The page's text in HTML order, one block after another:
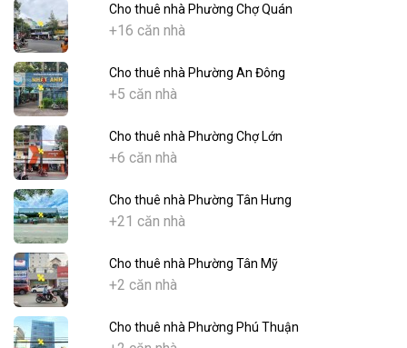
Cho thuê nhà Phường Chợ Quán
+16 căn nhà
Cho thuê nhà Phường An Đông
+5 căn nhà
Cho thuê nhà Phường Chợ Lớn
+6 căn nhà
Cho thuê nhà Phường Tân Hưng
+21 căn nhà
Cho thuê nhà Phường Tân Mỹ
+2 căn nhà
Cho thuê nhà Phường Phú Thuận